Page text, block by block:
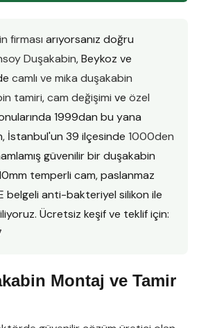
firması arıyorsanız doğru
Duşakabin, Beykoz ve
camlı ve mika duşakabin
tamiri,cam değişimi ve özel
1999dan bu yana
İstanbul'un 39 ilçesinde 1000den
güvenilir bir duşakabin
temperli cam, paslanmaz
belgeli anti-bakteriyel silikon ile
Ücretsiz keşif ve teklif için:
Montaj ve Tamir